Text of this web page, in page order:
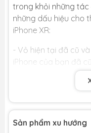
trong khỏi những
những dấu hiệu cho
iPhone XR:
- Vỏ hiện tại đã cũ
iPhone của bạn đã
bạn cảm thấy nhàm
đổi diện mạo mới
làm mới thiết bị. Tuy
loại vỏ thay thế để
Sản phẩm xu hướng